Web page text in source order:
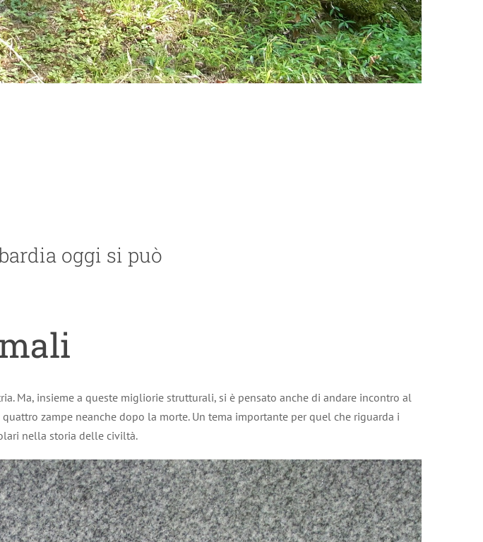
oggi si può
Ma, insieme a queste migliorie strutturali, si è pensato anche di andare incontro al
zampe neanche dopo la morte. Un tema importante per quel che riguarda i
nella storia delle civiltà.